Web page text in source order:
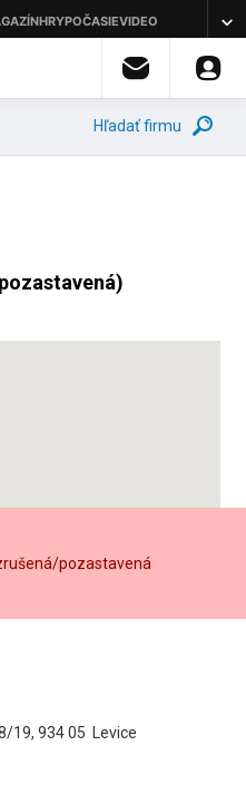
Hľadať firmu
pozastavená
19, 934 05 Levice